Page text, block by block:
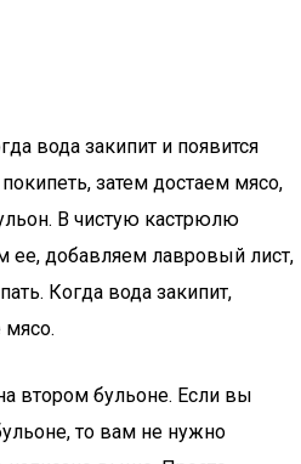
вода закипит и появится
затем достаем мясо,
В чистую кастрюлю
ее, добавляем лавровый лист,
Когда вода закипит,
втором бульоне. Если вы
то вам не нужно